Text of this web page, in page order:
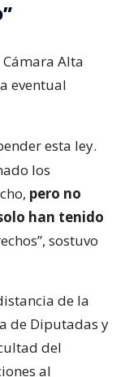
Alta
eventual
esta ley.
los
pero no
han tenido
sostuvo
de la
de Diputadas y
del
al